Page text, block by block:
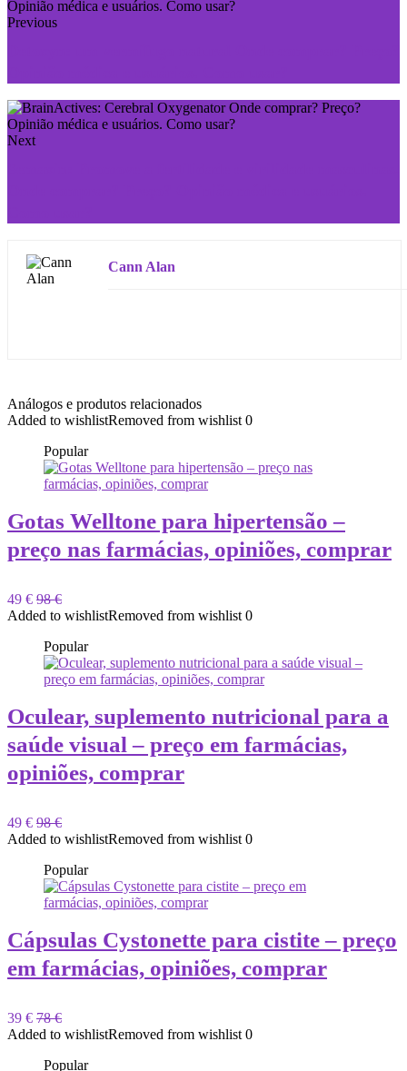
Previous
Next
Cann Alan
Análogos e produtos relacionados
Added to wishlistRemoved from wishlist 0
Popular
Gotas Welltone para hipertensão –
preço nas farmácias, opiniões, comprar
49 € 98 €
Added to wishlistRemoved from wishlist 0
Popular
Oculear, suplemento nutricional para a
saúde visual – preço em farmácias,
opiniões, comprar
49 € 98 €
Added to wishlistRemoved from wishlist 0
Popular
Cápsulas Cystonette para cistite – preço
em farmácias, opiniões, comprar
39 € 78 €
Added to wishlistRemoved from wishlist 0
Popular